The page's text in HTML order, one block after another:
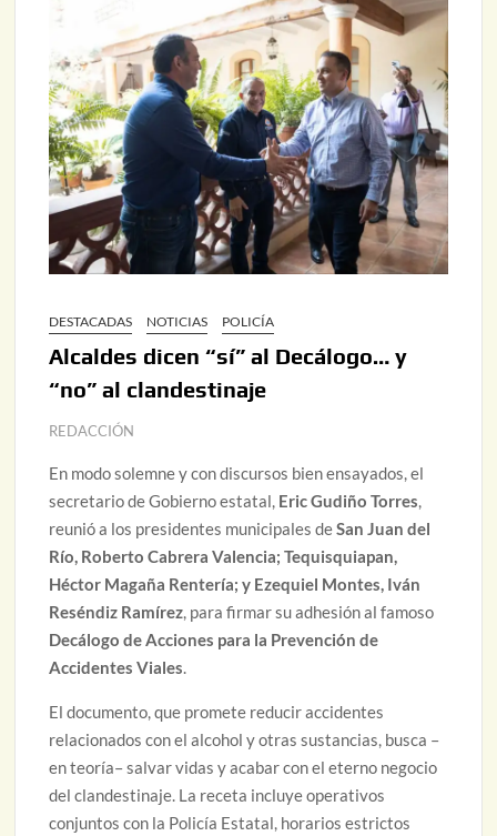
DESTACADAS NOTICIAS POLICÍA
Alcaldes dicen “sí” al Decálogo… y
“no” al clandestinaje
REDACCIÓN
En modo solemne y con discursos bien ensayados, el
secretario de Gobierno estatal, Eric Gudiño Torres,
reunió a los presidentes municipales deSan Juan del
Río, Roberto Cabrera Valencia; Tequisquiapan,
Héctor Magaña Rentería; y Ezequiel Montes, Iván
Reséndiz Ramírez, para firmar su adhesión al famoso
Decálogo de Acciones para la Prevención de
Accidentes Viales.
El documento, que promete reducir accidentes
relacionados con el alcohol y otras sustancias, busca –
en teoría– salvar vidas y acabar con el eterno negocio
del clandestinaje. La receta incluye operativos
conjuntos con la Policía Estatal, horarios estrictos